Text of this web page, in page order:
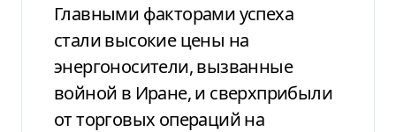
Главными факторами успеха
стали высокие цены на
энергоносители, вызванные
войной в Иране, и сверхприбыли
от торговых операций на